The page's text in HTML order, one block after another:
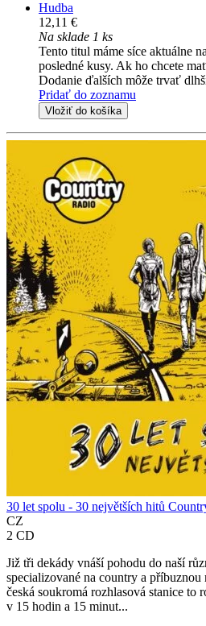
Hudba
12,11 €
Na sklade 1 ks
Tento titul máme síce aktuálne
posledné kusy. Ak ho chcete
Dodanie ďalších môže trvať
Pridať do zoznamu
Vložiť do košíka
30 let spolu - 30 největších hitů
CZ
2 CD
Již tři dekády vnáší pohodu do naší
specializované na country a
česká soukromá rozhlasová stanice to
v 15 hodin a 15 minut...